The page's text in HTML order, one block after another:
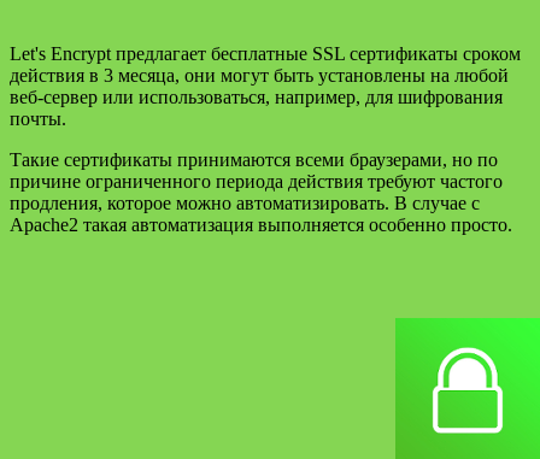
Let's Encrypt предлагает бесплатные SSL сертификаты сроком
действия в 3 месяца, они могут быть установлены на любой
веб-сервер или использоваться, например, для шифрования
почты.
Такие сертификаты принимаются всеми браузерами, но по
причине ограниченного периода действия требуют частого
продления, которое можно автоматизировать. В случае с
Apache2 такая автоматизация выполняется особенно просто.